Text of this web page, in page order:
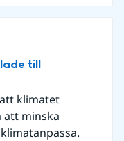
till
klimatet
att minska